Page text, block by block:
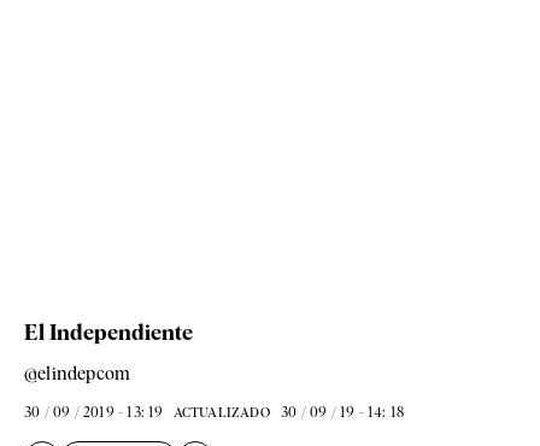
El Independiente
@elindepcom
30 / 09 / 2019 - 13: 19 ACTUALIZADO 30 / 09 / 19 - 14: 18